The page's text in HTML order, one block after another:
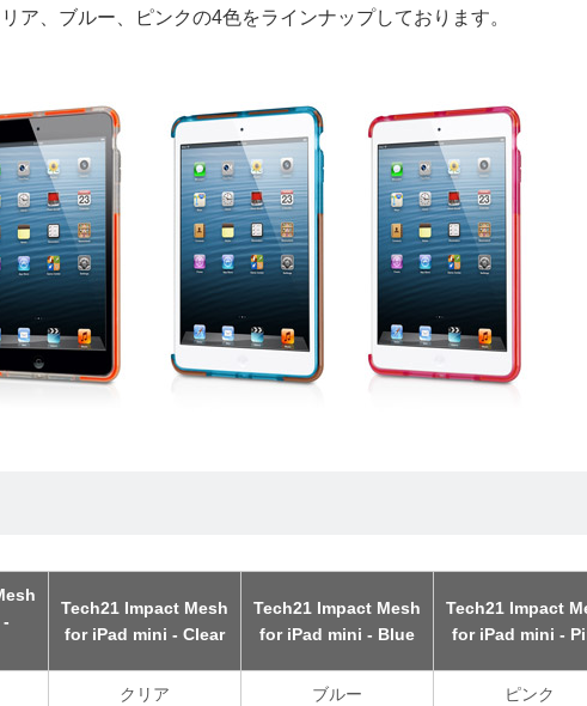
ア、ブルー、ピンクの4色をラインナップしております。
Tech21 Impact Mesh
for iPad mini - Clear
Tech21 Impact Mesh
for iPad mini - Blue
Tech21 Impact
for iPad mini -
クリア ブルー ピンク